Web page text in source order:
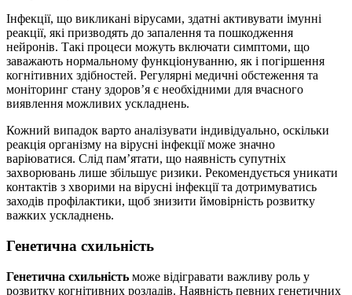
Інфекції, що викликані вірусами, здатні активувати імунні
реакції, які призводять до запалення та пошкодження
нейронів. Такі процеси можуть включати симптоми, що
заважають нормальному функціонуванню, як і погіршення
когнітивних здібностей. Регулярні медичні обстеження та
моніторинг стану здоров’я є необхідними для вчасного
виявлення можливих ускладнень.
Кожний випадок варто аналізувати індивідуально, оскільки
реакція організму на вірусні інфекції може значно
варіюватися. Слід пам’ятати, що наявність супутніх
захворювань лише збільшує ризики. Рекомендується уникати
контактів з хворими на вірусні інфекції та дотримуватись
заходів профілактики, щоб знизити ймовірність розвитку
важких ускладнень.
Генетична схильність
Генетична схильність може відігравати важливу роль у
розвитку когнітивних розладів. Наявність певних генетичних